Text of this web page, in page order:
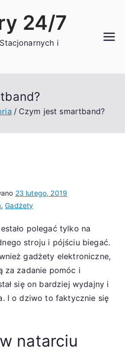
24/7
i
Czym jest smartband?
23 lutego, 2019
,Gadżety
polegać tylko na
stroju i pójściu biegać.
gadżety elektroniczne,
za zadanie pomóc i
się on bardziej wydajny i
I o dziwo to faktycznie się
natarciu